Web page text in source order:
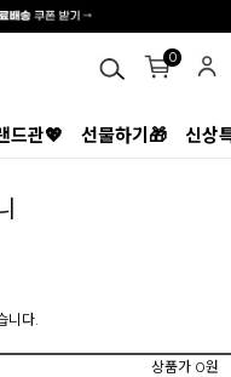
0
드관💖 선물하기🎁 신상
니다.
상품가 0원